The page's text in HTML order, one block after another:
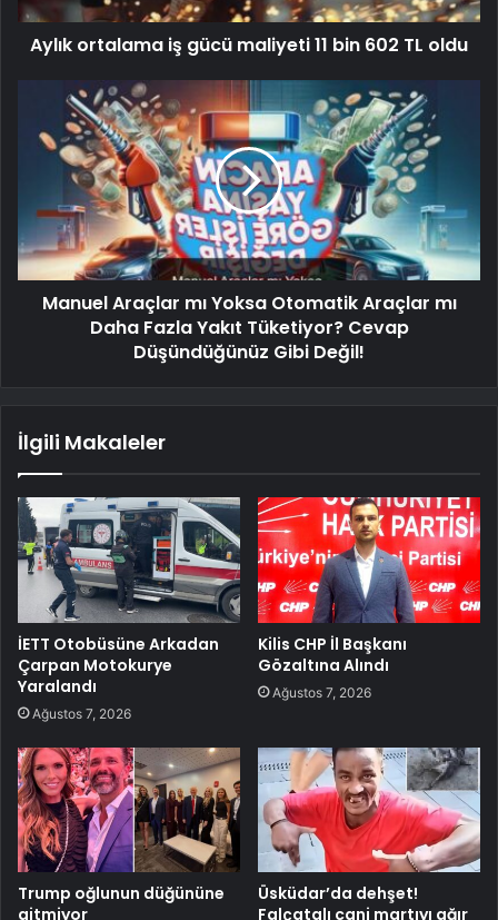
Aylık ortalama iş gücü maliyeti 11 bin 602 TL oldu
Manuel Araçlar mı Yoksa Otomatik Araçlar mı
Daha Fazla Yakıt Tüketiyor? Cevap
Düşündüğünüz Gibi Değil!
İlgili Makaleler
İETT Otobüsüne Arkadan
Çarpan Motokurye
Yaralandı
Ağustos 7, 2026
Kilis CHP İl Başkanı
Gözaltına Alındı
Ağustos 7, 2026
Trump oğlunun düğününe
gitmiyor
Üsküdar’da dehşet!
Falçatalı cani martıyı ağır